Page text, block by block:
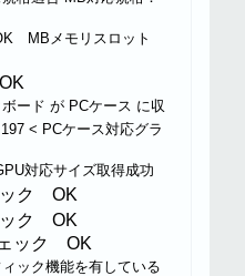
MBメモリスロット
ド が PCケース に収
< PCケース対応グラ
対応サイズ取得成功
ック OK
ック OK
ック OK
ク機能を有している